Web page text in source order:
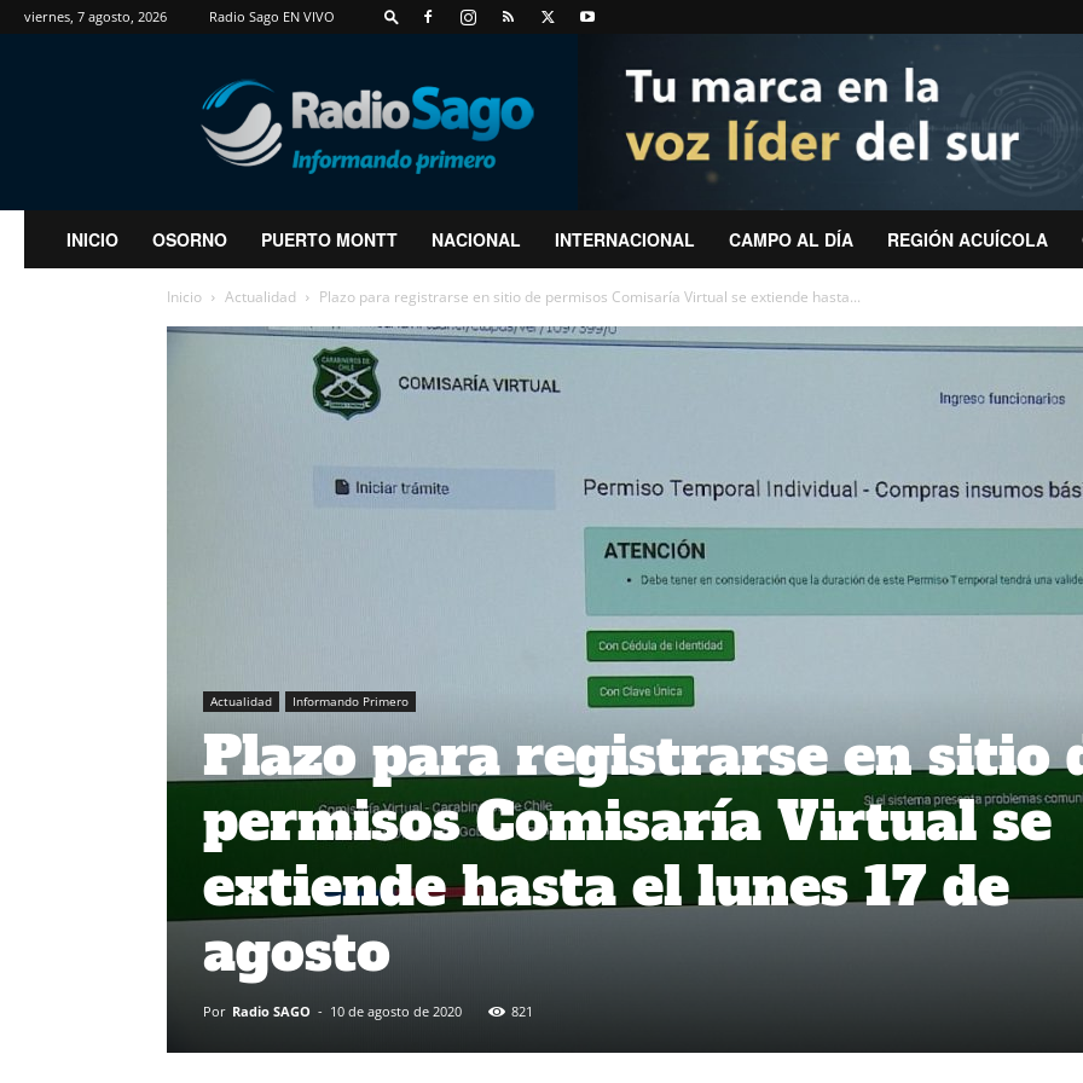
viernes, 7 agosto, 2026 Radio Sago EN VIVO
RadioSago
INICIO OSORNO PUERTO MONTT NACIONAL INTERNACIONAL CAMPO AL DÍA REGIÓN ACUÍCOLA
Inicio Actualidad Plazo para registrarse en sitio de permisos Comisaría Virtual se extiende hasta...
Actualidad Informando Primero
Plazo para registrarse en sitio
permisos Comisaría Virtual se
extiende hasta el lunes 17 de
agosto
Por Radio SAGO - 10 de agosto de 2020 821